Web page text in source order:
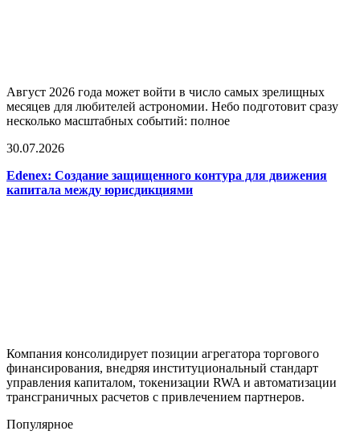
Август 2026 года может войти в число самых зрелищных
месяцев для любителей астрономии. Небо подготовит сразу
несколько масштабных событий: полное
30.07.2026
Edenex: Создание защищенного контура для движения
капитала между юрисдикциями
Компания консолидирует позиции агрегатора торгового
финансирования, внедряя институциональный стандарт
управления капиталом, токенизации RWA и автоматизации
трансграничных расчетов с привлечением партнеров.
Популярное